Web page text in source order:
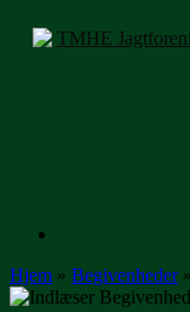
Hjem » Begivenheder»